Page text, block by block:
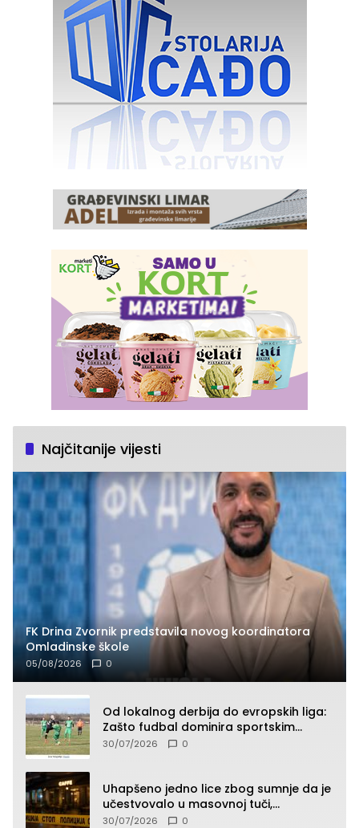
Najčitanije vijesti
FK Drina Zvornik predstavila novog koordinatora
Omladinske škole
05/08/2026 0
Od lokalnog derbija do evropskih liga:
Zašto fudbal dominira sportskim
klađenjem
30/07/2026 0
Uhapšeno jedno lice zbog sumnje da je
učestvovalo u masovnoj tuči,
maloljetnik zadobio povrede
30/07/2026 0